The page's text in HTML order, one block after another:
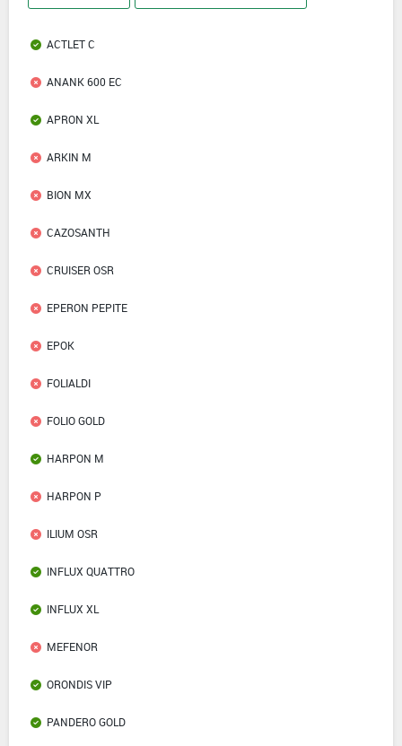
ACTLET C
ANANK 600 EC
APRON XL
ARKIN M
BION MX
CAZOSANTH
CRUISER OSR
EPERON PEPITE
EPOK
FOLIALDI
FOLIO GOLD
HARPON M
HARPON P
ILIUM OSR
INFLUX QUATTRO
INFLUX XL
MEFENOR
ORONDIS VIP
PANDERO GOLD